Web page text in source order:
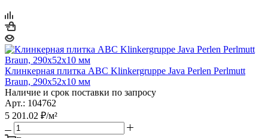
Клинкерная плитка ABC Klinkergruppe Java Perlen Perlmutt
Braun, 290х52х10 мм
Наличие и срок поставки по запросу
Арт.: 104762
5 201.02 ₽/м²